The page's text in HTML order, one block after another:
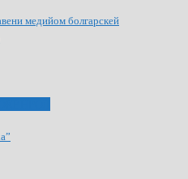
медийом болгарскей